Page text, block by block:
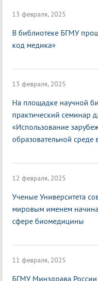
13 февраля, 2025
В библиотеке БГМУ
код медика»
13 февраля, 2025
На площадке научной
практический семинар
«Использование
образовательной среде
12 февраля, 2025
Ученые Университета
мировым именем
сфере биомедицины
11 февраля, 2025
БГМУ Минздрава